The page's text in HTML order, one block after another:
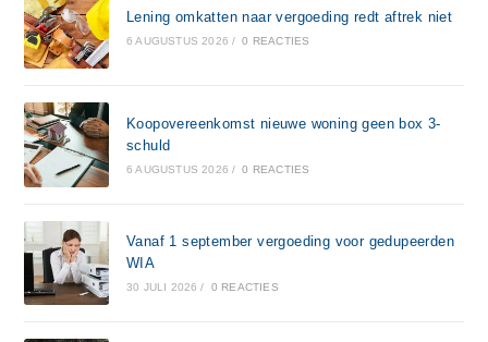
Lening omkatten naar vergoeding redt aftrek niet
6 AUGUSTUS 2026 / 0 REACTIES
Koopovereenkomst nieuwe woning geen box 3-
schuld
6 AUGUSTUS 2026 / 0 REACTIES
Vanaf 1 september vergoeding voor gedupeerden
WIA
30 JULI 2026 / 0 REACTIES